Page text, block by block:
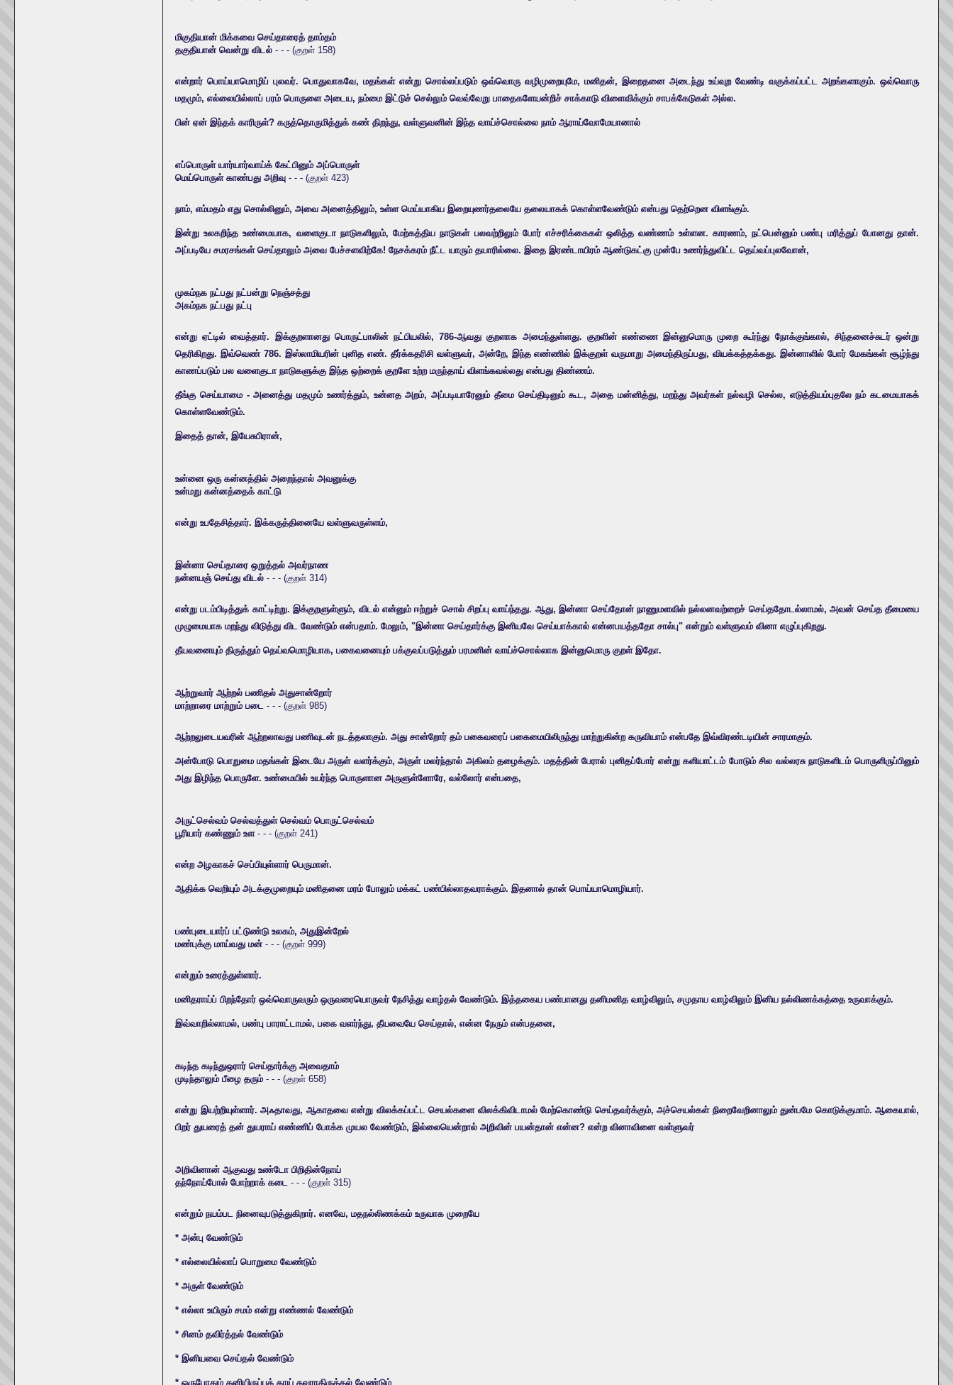
மிகுதியான் மிக்கவை செய்தாரைத் தாம்தம்
தகுதியான் வென்று விடல் - - - (குறள் 158)
என்றார் பொய்யாமொழிப் புலவர். பொதுவாகவே, மதங்கள் என்று சொல்லப்படும் ஒவ்வொரு வழிமுறையுமே, மனிதன், இறைதனை அடைந்து உய்வுற வேண்டி வகுக்கப்பட்ட அறங்களாகும். ஒவ்வொரு
மதமும், எல்லையில்லாப் பரம் பொருளை அடைய, நம்மை இட்டுச் செல்லும் வெவ்வேறு பாதைகளேயன்றிச் சாக்காடு விளைவிக்கும் சாபக்கேடுகள் அல்ல.
பின் ஏன் இந்தக் காரிருள்? கருத்தொருமித்துக் கண் திறந்து, வள்ளுவனின் இந்த வாய்ச்சொல்லை நாம் ஆராய்வோமேயானால்
எப்பொருள் யார்யார்வாய்க் கேட்பினும் அப்பொருள்
மெய்பொருள் காண்பது அறிவு - - - (குறள் 423)
நாம், எம்மதம் எது சொல்லினும், அவை அனைத்திலும், உள்ள மெய்யாகிய இறையுணர்தலையே தலையாகக் கொள்ளவேண்டும் என்பது தெற்றென விளங்கும்.
இன்று உலகறிந்த உண்மையாக, வளைகுடா நாடுகளிலும், மேற்கத்திய நாடுகள் பலவற்றிலும் போர் எச்சரிக்கைகள் ஒலித்த வண்ணம் உள்ளன. காரணம், நட்பென்னும் பண்பு மரித்துப் போனது தான்.
அப்படியே சமரசங்கள் செய்தாலும் அவை பேச்சளவிற்கே! நேசக்கரம் நீட்ட யாரும் தயாரில்லை. இதை இரண்டாயிரம் ஆண்டுகட்கு முன்பே உணர்ந்துவிட்ட தெய்வப்புலவோன்,
முகம்நக நட்பது நட்பன்று நெஞ்சத்து
அகம்நக நட்பது நட்பு
என்று ஏட்டில் வைத்தார். இக்குறளானது பொருட்பாலின் நட்பியலில், 786-ஆவது குறளாக அமைந்துள்ளது. குறளின் எண்ணை இன்னுமொரு முறை கூர்ந்து நோக்குங்கால், சிந்தனைச்சுடர் ஒன்று
தெரிகிறது. இவ்வெண் 786. இஸ்லாமியரின் புனித எண். தீர்க்கதரிசி வள்ளுவர், அன்றே, இந்த எண்ணில் இக்குறள் வருமாறு அமைந்திருப்பது, வியக்கத்தக்கது. இன்னாளில் போர் மேகங்கள் சூழ்ந்து
காணப்படும் பல வளைகுடா நாடுகளுக்கு இந்த ஒற்றைக் குறளே உற்ற மருந்தாய் விளங்கவல்லது என்பது திண்ணம்.
தீங்கு செய்யாமை - அனைத்து மதமும் உணர்த்தும், உன்னத அறம், அப்படியாரேனும் தீமை செய்திடினும் கூட, அதை மன்னித்து, மறந்து அவர்கள் நல்வழி செல்ல, எடுத்தியம்புதலே நம் கடமையாகக்
கொள்ளவேண்டும்.
இதைத் தான், இயேசுபிரான்,
உன்னை ஒரு கன்னத்தில் அறைந்தால் அவனுக்கு
உன்மறு கன்னத்தைக் காட்டு
என்று உபதேசித்தார். இக்கருத்தினையே வள்ளுவருள்ளம்,
இன்னா செய்தாரை ஒறுத்தல் அவர்நாண
நன்னயஞ் செய்து விடல் - - - (குறள் 314)
என்று படம்பிடித்துக் காட்டிற்று. இக்குறளுள்ளும், விடல் என்னும் ஈற்றுச் சொல் சிறப்பு வாய்ந்தது. ஆது, இன்னா செய்தோன் நாணுமளவில் நல்லனவற்றைச் செய்ததோடல்லாமல், அவன் செய்த தீமையை
முழுமையாக மறந்து விடுத்து விட வேண்டும் என்பதாம். மேலும், "இன்னா செய்தார்க்கு இனியவே செய்யாக்கால் என்னபயத்ததோ சால்பு" என்றும் வள்ளுவம் வினா எழுப்புகிறது.
தீயவனையும் திருத்தும் தெய்வமொழியாக, பகைவனையும் பக்குவப்படுத்தும் பரமனின் வாய்ச்சொல்லாக இன்னுமொரு குறள் இதோ.
ஆற்றுவார் ஆற்றல் பணிதல் அதுசான்றோர்
மாற்றாரை மாற்றும் படை - - - (குறள் 985)
ஆற்றலுடையவரின் ஆற்றலாவது பணிவுடன் நடத்தலாகும். அது சான்றோர் தம் பகைவரைப் பகைமையிலிருந்து மாற்றுகின்ற கருவியாம் என்பதே இவ்விரண்டடியின் சாரமாகும்.
அன்போடு பொறுமை மதங்கள் இடையே அருள் வளர்க்கும், அருள் மலர்ந்தால் அகிலம் தழைக்கும். மதத்தின் பேரால் புனிதப்போர் என்று களியாட்டம் போடும் சில வல்லரசு நாடுகளிடம் பொருளிருப்பினும்
அது இழிந்த பொருளே. உண்மையில் உயர்ந்த பொருளான அருளுள்ளோரே, வல்லோர் என்பதை,
அருட்செல்வம் செல்வத்துள் செல்வம் பொருட்செல்வம்
பூரியார் கண்ணும் உள - - - (குறள் 241)
என்ற அழகாகச் செப்பியுள்ளார் பெருமான்.
ஆதிக்க வெறியும் அடக்குமுறையும் மனிதனை மரம் போலும் மக்கட் பண்பில்லாதவராக்கும். இதனால் தான் பொய்யாமொழியார்.
பண்புடையார்ப் பட்டுண்டு உலகம், அதுஇன்றேல்
மண்புக்கு மாய்வது மன் - - - (குறள் 999)
என்றும் உரைத்துள்ளார்.
மனிதராய்ப் பிறந்தோர் ஒவ்வொருவரும் ஒருவரையொருவர் நேசித்து வாழ்தல் வேண்டும். இத்தகைய பண்பானது தனிமனித வாழ்விலும், சமுதாய வாழ்விலும் இனிய நல்லிணக்கத்தை உருவாக்கும்.
இவ்வாறில்லாமல், பண்பு பாராட்டாமல், பகை வளர்ந்து, தீயவையே செய்தால், என்ன நேரும் என்பதனை,
கடிந்த கடிந்துஒரார் செய்தார்க்கு அவைதாம்
முடிந்தாலும் பீழை தரும் - - - (குறள் 658)
என்று இயற்றியுள்ளார். அஃதாவது, ஆகாதவை என்று விலக்கப்பட்ட செயல்களை விலக்கிவிடாமல் மேற்கொண்டு செய்தவர்க்கும், அச்செயல்கள் நிறைவேறினாலும் துன்பமே கொடுக்குமாம். ஆகையால்,
பிறர் துயரைத் தன் துயராய் எண்ணிப் போக்க முயல வேண்டும், இல்லையென்றால் அறிவின் பயன்தான் என்ன? என்ற வினாவினை வள்ளுவர்
அறிவினான் ஆகுவது உண்டோ பிறிதின்நோய்
தந்நோய்போல் போற்றாக் கடை - - - (குறள் 315)
என்றும் நயம்பட நினைவுபடுத்துகிறார். எனவே, மதநல்லிணக்கம் உருவாக முறையே
* அன்பு வேண்டும்
* எல்லையில்லாப் பொறுமை வேண்டும்
* அருள் வேண்டும்
* எல்லா உயிரும் சமம் என்று எண்ணல் வேண்டும்
* சினம் தவிர்த்தல் வேண்டும்
* இனியவை செய்தல் வேண்டும்
* ஒருபோதும் கனியிருப்பக் காய் கவராதிருத்தல் வேண்டும்